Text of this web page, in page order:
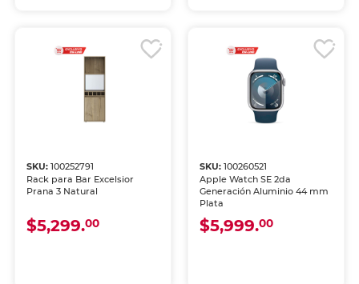
SKU:100252791
Rack para Bar Excelsior
Prana 3 Natural
$5,299.00
SKU: 100260521
Apple Watch SE 2da
Generación Aluminio 44 mm
Plata
$5,999.00